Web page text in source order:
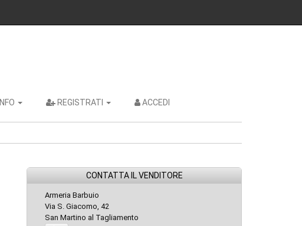
INFO REGISTRATI ACCEDI
CONTATTA IL VENDITORE
Armeria Barbuio
Via S. Giacomo, 42
San Martino al Tagliamento